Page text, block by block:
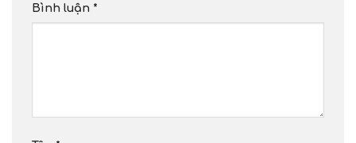
Bình luận *